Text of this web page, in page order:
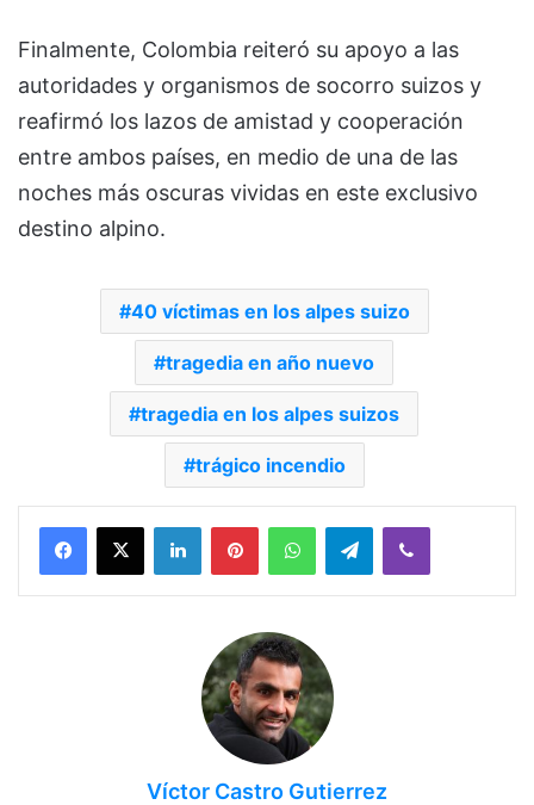
Finalmente, Colombia reiteró su apoyo a las
autoridades y organismos de socorro suizos y
reafirmó los lazos de amistad y cooperación
entre ambos países, en medio de una de las
noches más oscuras vividas en este exclusivo
destino alpino.
40 víctimas en los alpes suizo
tragedia en año nuevo
tragedia en los alpes suizos
trágico incendio
Facebook
X LinkedInPinterestWhatsAppTelegramViber
Víctor Castro Gutierrez